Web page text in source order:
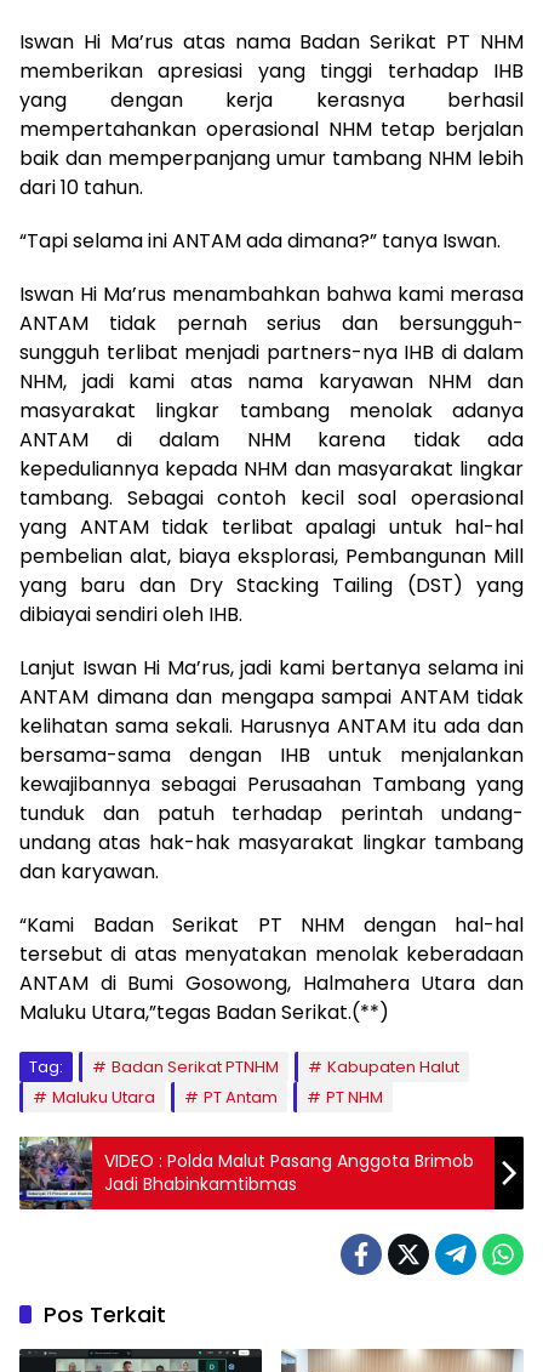
Iswan Hi Ma’rus atas nama Badan Serikat PT NHM
memberikan apresiasi yang tinggi terhadap IHB
yang dengan kerja kerasnya berhasil
mempertahankan operasional NHM tetap berjalan
baik dan memperpanjang umur tambang NHM lebih
dari 10 tahun.
“Tapi selama ini ANTAM ada dimana?” tanya Iswan.
Iswan Hi Ma’rus menambahkan bahwa kami merasa
ANTAM tidak pernah serius dan bersungguh-
sungguh terlibat menjadi partners-nya IHB di dalam
NHM, jadi kami atas nama karyawan NHM dan
masyarakat lingkar tambang menolak adanya
ANTAM di dalam NHM karena tidak ada
kepeduliannya kepada NHM dan masyarakat lingkar
tambang. Sebagai contoh kecil soal operasional
yang ANTAM tidak terlibat apalagi untuk hal-hal
pembelian alat, biaya eksplorasi, Pembangunan Mill
yang baru dan Dry Stacking Tailing (DST) yang
dibiayai sendiri oleh IHB.
Lanjut Iswan Hi Ma’rus, jadi kami bertanya selama ini
ANTAM dimana dan mengapa sampai ANTAM tidak
kelihatan sama sekali. Harusnya ANTAM itu ada dan
bersama-sama dengan IHB untuk menjalankan
kewajibannya sebagai Perusaahan Tambang yang
tunduk dan patuh terhadap perintah undang-
undang atas hak-hak masyarakat lingkar tambang
dan karyawan.
“Kami Badan Serikat PT NHM dengan hal-hal
tersebut di atas menyatakan menolak keberadaan
ANTAM di Bumi Gosowong, Halmahera Utara dan
Maluku Utara,”tegas Badan Serikat.(**)
Tag: Badan Serikat PTNHM
Kabupaten Halut
Maluku Utara
PT Antam PT NHM
VIDEO : Polda Malut Pasang Anggota Brimob
Jadi Bhabinkamtibmas
Pos Terkait